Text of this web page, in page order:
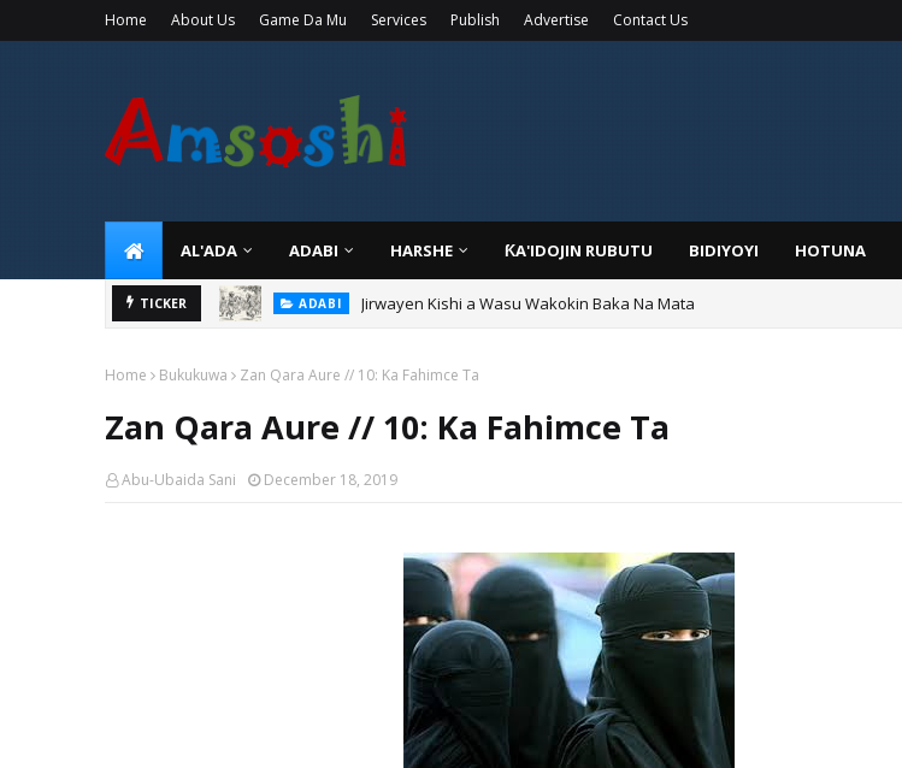
Home About Us Game Da Mu Services Publish Advertise Contact Us
AL'ADA ADABI HARSHE ƘA'IDOJIN RUBUTU BIDIYOYI HOTUNA
TICKER TARIHI Sarkin Gummi Na Sha Biyar: Sarkin Mafaran Gummi Justice Lawal Hassan
Home Bukukuwa Zan Qara Aure // 10: Ka Fahimce Ta
Zan Qara Aure // 10: Ka Fahimce Ta
Abu-Ubaida Sani December 18, 2019